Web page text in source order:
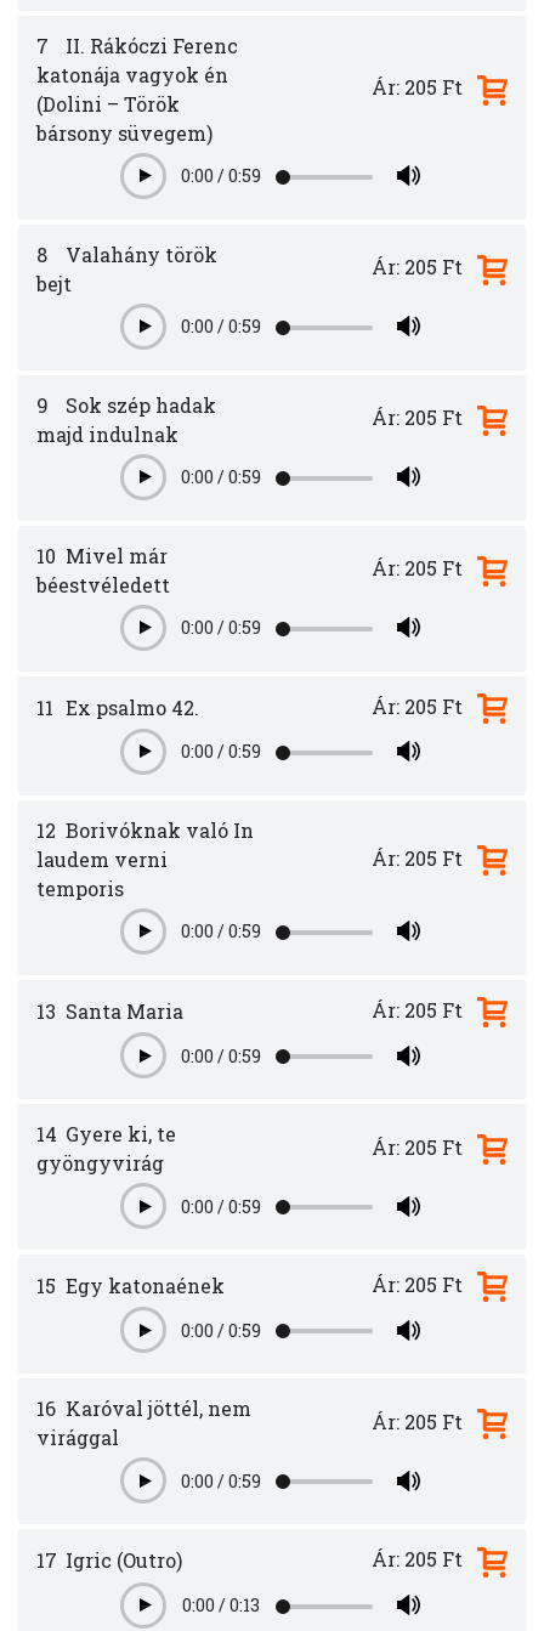
7
II. Rákóczi Ferenc
katonája vagyok én
(Dolini – Török
bársony süvegem)
Play0:00 /0:59
Ár: 205 Ft
8
Valahány török
bejt
Play0:00 /0:59
Ár: 205 Ft
9
Sok szép hadak
majd indulnak
Play0:00 /0:59
Ár: 205 Ft
10 Mivel már
béestvéledett
Play0:00 /0:59
Ár: 205 Ft
11 Ex psalmo 42.
Play0:00 /0:59
Ár: 205 Ft
12 Borivóknak való In
laudem verni
temporis
Play0:00 /0:59
Ár: 205 Ft
13 Santa Maria
Play0:00 /0:59
Ár: 205 Ft
14 Gyere ki, te
gyöngyvirág
Play0:00 /0:59
Ár: 205 Ft
15 Egy katonaének
Play0:00 /0:59
Ár: 205 Ft
16 Karóval jöttél, nem
virággal
Play0:00 /0:59
Ár: 205 Ft
17 Igric (Outro)
Play0:00 /0:13
Ár: 205 Ft